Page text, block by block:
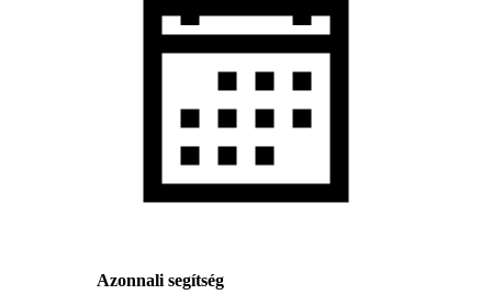
Azonnali segítség